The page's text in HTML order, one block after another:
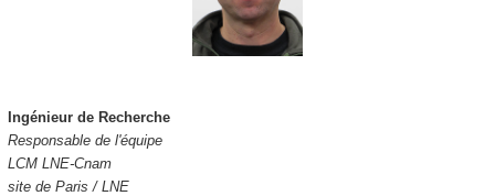
Ingénieur de Recherche
Responsable de l'équipe
LCM LNE-Cnam
site de Paris / LNE